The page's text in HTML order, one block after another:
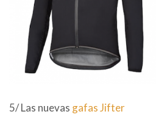
5/ Las nuevas gafas Jifter